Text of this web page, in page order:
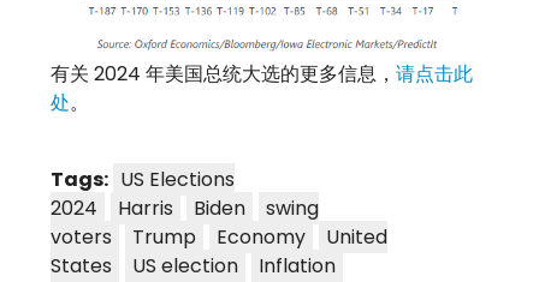
有关 2024 年美国总统大选的更多信息，请点击此
处。
Tags: US Elections
2024
Harris Biden
swing
voters
Trump Economy
United
States
US election Inflation